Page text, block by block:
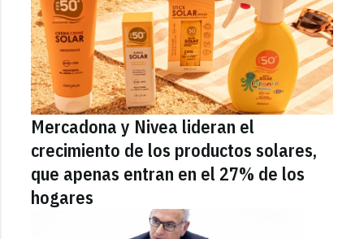
Mercadona y Nivea lideran el
crecimiento de los productos solares,
que apenas entran en el 27% de los
hogares